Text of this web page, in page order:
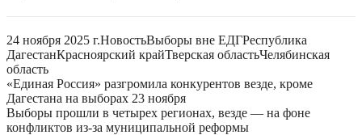
24 ноября 2025 г.НовостьВыборы вне ЕДГРеспублика
ДагестанКрасноярский крайТверская областьЧелябинская
область
«Единая Россия» разгромила конкурентов везде, кроме
Дагестана на выборах 23 ноября
Выборы прошли в четырех регионах, везде — на фоне
конфликтов из-за муниципальной реформы